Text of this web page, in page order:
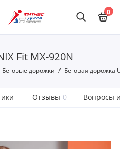
0
Fit MX-920N
Беговые дорожки Беговая дорожка
Отзывы 0 Вопросы